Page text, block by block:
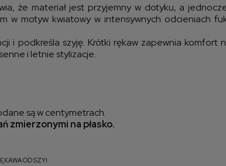
że materiał jest przyjemny w dotyku, a
w motyw kwiatowy w intensywnych odcieniach
i podkreśla szyję. Krótki rękaw zapewnia komfort
i letnie stylizacje.
są w centymetrach.
zmierzonymi na płasko.
OD SZYI